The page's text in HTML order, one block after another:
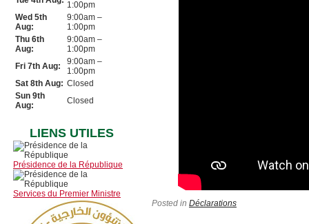
1:00pm
Wed 5th
Aug:
9:00am –
1:00pm
Thu 6th
Aug:
9:00am –
1:00pm
Fri 7th Aug:
9:00am –
1:00pm
Sat 8th Aug: Closed
Sun 9th
Aug:
Closed
LIENS UTILES
Présidence de la République
Services du Premier Ministre
Posted in Déclarations